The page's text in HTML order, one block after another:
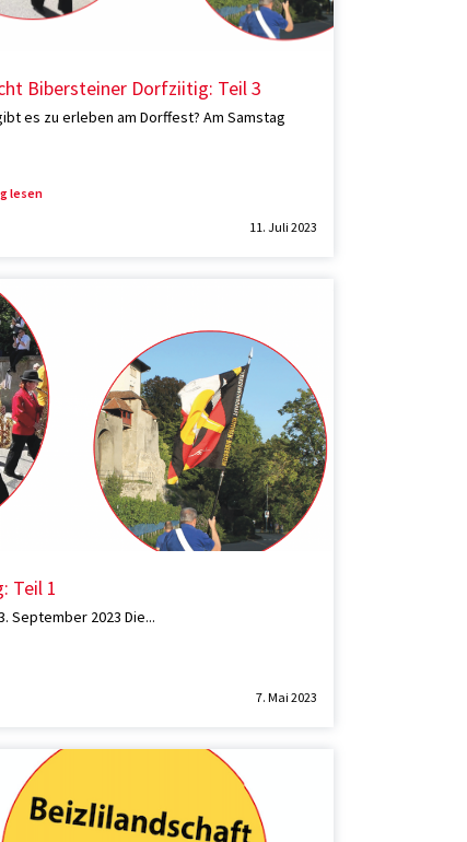
Bibersteiner Dorfziitig: Teil 3
es zu erleben am Dorffest? Am Samstag
lesen
11. Juli 2023
Teil 1
September 2023 Die...
7. Mai 2023